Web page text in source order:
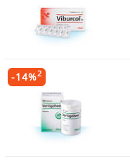
-14%2